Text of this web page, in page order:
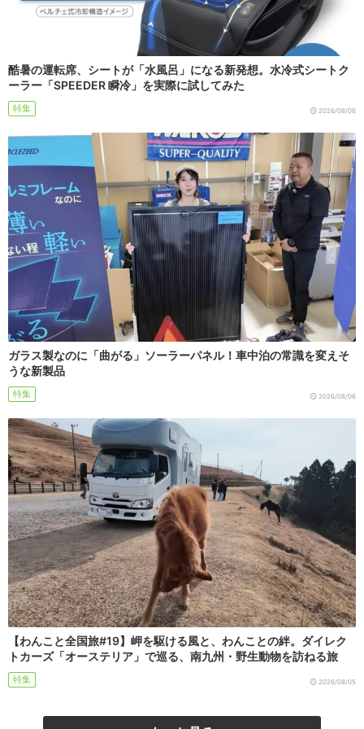
酷暑の運転席、シートが「水風呂」になる新発想。水冷式シートク
ーラー「SPEEDER 瞬冷」を実際に試してみた
特集 2026/08/06
ガラス製なのに「曲がる」ソーラーパネル！車中泊の常識を変えそ
うな新製品
特集 2026/08/06
【わんこと全国旅#19】岬を駆ける風と、わんことの絆。ダイレク
トカーズ「オーステリア」で巡る、南九州・野生動物を訪ねる旅
特集 2026/08/05